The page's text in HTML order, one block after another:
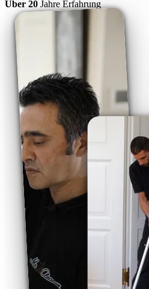
Über 20 Jahre Erfahrung